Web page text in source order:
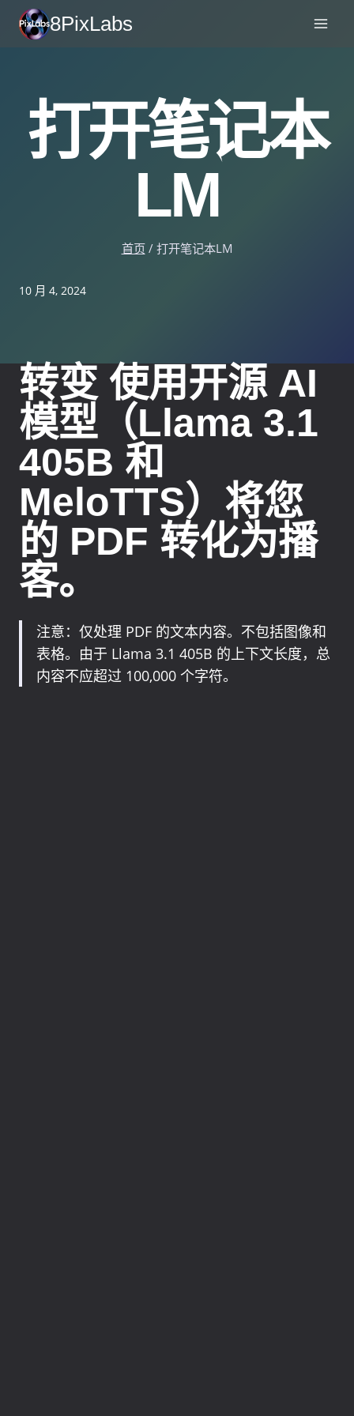
8PixLabs
打开笔记本
LM
首页 / 打开笔记本LM
10 月 4, 2024
转变 使用开源 AI
模型（Llama 3.1
405B 和
MeloTTS）将您
的 PDF 转化为播
客。
注意：仅处理 PDF 的文本内容。不包括图像和
表格。由于 Llama 3.1 405B 的上下文长度，总
内容不应超过 100,000 个字符。